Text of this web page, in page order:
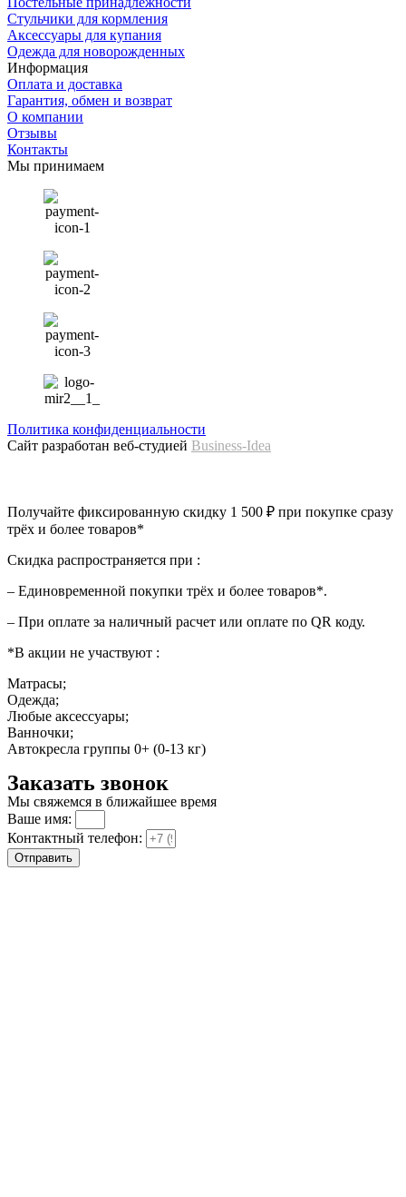
Стульчики для кормления
Аксессуары для купания
Одежда для новорожденных
Информация
Оплата и доставка
Гарантия, обмен и возврат
О компании
Отзывы
Контакты
Мы принимаем
Политика конфиденциальности
Сайт разработан веб-студией Business-Idea
Получайте фиксированную скидку 1 500 ₽ при покупке сразу
трёх и более товаров*
Скидка распространяется при :
– Единовременной покупки трёх и более товаров*.
– При оплате за наличный расчет или оплате по QR коду.
*В акции не участвуют :
Матрасы;
Одежда;
Любые аксессуары;
Ванночки;
Автокресла группы 0+ (0-13 кг)
Заказать звонок
Мы свяжемся в ближайшее время
Ваше имя:
Контактный телефон:
Отправить